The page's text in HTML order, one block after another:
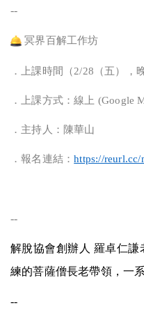
--
冥界百解工作坊
．上課時間（2/28 （五） ，
．上課方式：線上 (Google
．主持人： 陳華山
．報名連結：https://
--
解脫協會創辦人 羅卓仁謙
練的菩薩僧長老帶領，一
--